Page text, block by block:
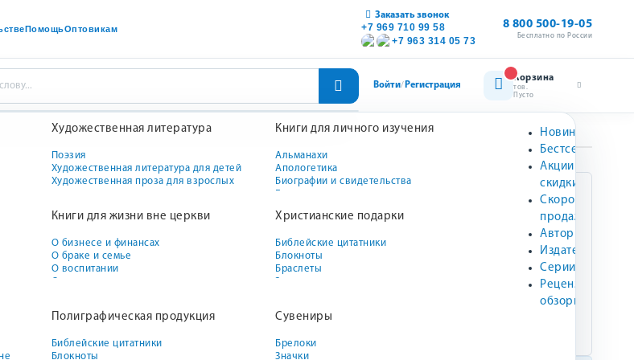
ПомощьОптовикам
Заказать звонок
+7 969 710 99 58
+7 963 314 05 73
8 800 500-19-05
Бесплатно по России
Художественная литература
Поэзия
Художественная литература для детей
Художественная проза для взрослых
Книги для личного изучения
Альманахи
Апологетика
Биографии и свидетельства
Богословие
Духовный рост
История церкви
Книги о жизни христианина
О мировоззрении
пособия
Книги для жизни вне церкви
О бизнесе и финансах
О браке и семье
О воспитании
О воспитании девочек
О межличностных отношениях
Христианские подарки
Библейские цитатники
Блокноты
Браслеты
Значки
Магнитные закладки
Матрешки
Полиграфическая продукция
Библейские цитатники
Блокноты
Сувениры
Брелоки
Значки
Новинки
Бестселлеры
Акции и
скидки
Скоро в
продаже
Авторы
Издательства
Серии
Рецензии и
обзоры
Войти/ Регистрация
Корзина
тов.
Пусто
для подростков. Аудиокурс на флешбраслете
духовного
для подростков.
на флешбраслете
Издательство:
Аудиотовары, Для